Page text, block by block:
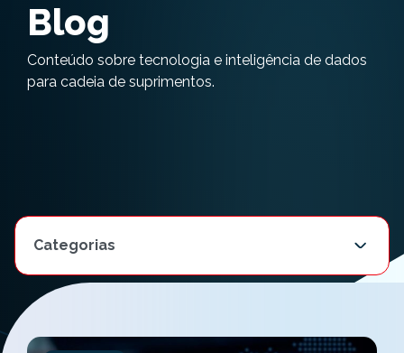
Blog
Conteúdo sobre tecnologia e inteligência de dados
para cadeia de suprimentos.